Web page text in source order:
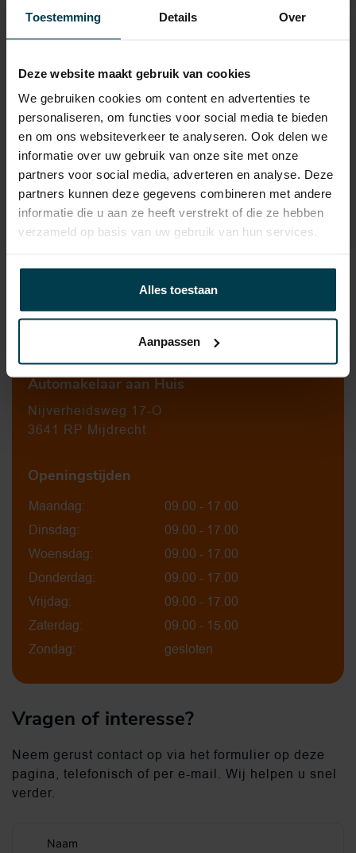
Toestemming Details Over
Deze website maakt gebruik van cookies
We gebruiken cookies om content en advertenties te
personaliseren, om functies voor social media te bieden
en om ons websiteverkeer te analyseren. Ook delen we
informatie over uw gebruik van onze site met onze
partners voor social media, adverteren en analyse. Deze
partners kunnen deze gegevens combineren met andere
informatie die u aan ze heeft verstrekt of die ze hebben
verzameld op basis van uw gebruik van hun services.
Alles toestaan
Aanpassen
APK
tot 30-03-2028
Onderhoudsboekje
Energielabel
€ 495 /kwartaal
Contact informatie
verkoop@automakelaaraanhuis.nl
Automakelaar aan Huis
Nijverheidsweg 17-O
3641 RP Mijdrecht
Openingstijden
Maandag:
09.00 - 17.00
Dinsdag:
09.00 - 17.00
Woensdag:
09.00 - 17.00
Donderdag:
09.00 - 17.00
Vrijdag:
09.00 - 17.00
Zaterdag:
09.00 - 15.00
Zondag:
gesloten
Vragen of interesse?
Neem gerust contact op via het formulier op deze
pagina, telefonisch of per e-mail. Wij helpen u snel
verder.
Naam